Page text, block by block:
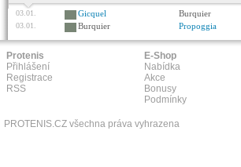
03.01. Gicquel Burquier
03.01. Burquier Propoggia
Protenis
Přihlášení
Registrace
RSS
E-Shop
Nabídka
Akce
Bonusy
Podmínky
PROTENIS.CZ všechna práva vyhrazena